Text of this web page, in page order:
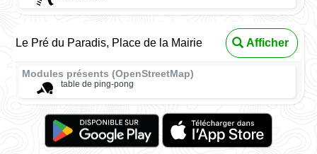
Le Pré du Paradis, Place de la Mairie Afficher
Modules présents (OpenStreetMap)
table de ping-pong